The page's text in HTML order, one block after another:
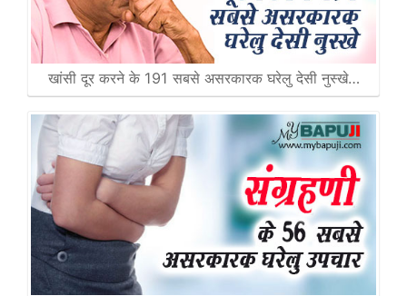
खांसी दूर करने के 191 सबसे असरकारक घरेलु देसी नुस्खे…